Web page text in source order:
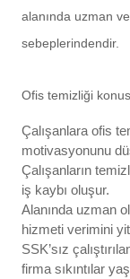
alanında uzman
sebeplerindendir.
Ofis temizliği
Çalışanlara ofis
motivasyonunu
Çalışanların
iş kaybı oluşur.
Alanında uzman
hizmeti verimini
SSK’sız
firma sıkıntılar